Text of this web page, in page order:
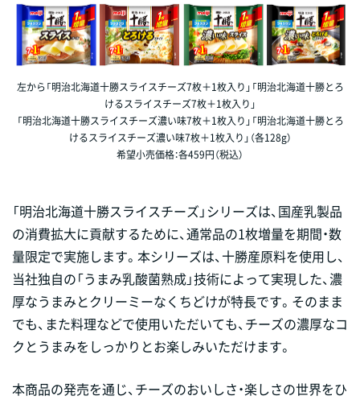
左から「明治北海道十勝スライスチーズ7枚＋1枚入り」「明治北海道十勝とろ
けるスライスチーズ7枚＋1枚入り」
「明治北海道十勝スライスチーズ濃い味7枚＋1枚入り」「明治北海道十勝とろ
けるスライスチーズ濃い味7枚＋1枚入り」（各128g）
希望小売価格：各459円（税込）
「明治北海道十勝スライスチーズ」シリーズは、国産乳製品
の消費拡大に貢献するために、通常品の1枚増量を期間・数
量限定で実施します。本シリーズは、十勝産原料を使用し、
当社独自の「うまみ乳酸菌熟成」技術によって実現した、濃
厚なうまみとクリーミーなくちどけが特長です。そのまま
でも、また料理などで使用いただいても、チーズの濃厚なコ
クとうまみをしっかりとお楽しみいただけます。
本商品の発売を通じ、チーズのおいしさ・楽しさの世界をひ